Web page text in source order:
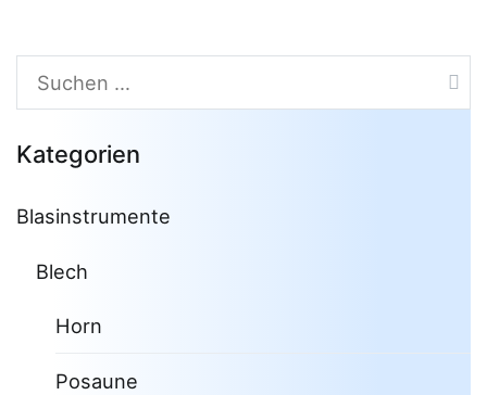
Suchen
nach:
Kategorien
Blasinstrumente
Blech
Horn
Posaune